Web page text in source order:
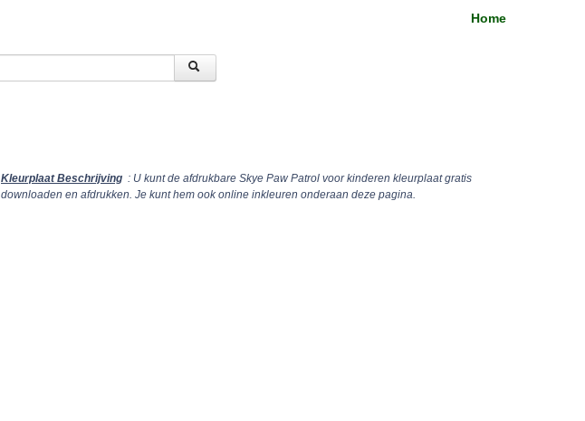
Home
Kleurplaat Beschrijving : U kunt de afdrukbare Skye Paw Patrol voor kinderen kleurplaat gratis
downloaden en afdrukken. Je kunt hem ook online inkleuren onderaan deze pagina.